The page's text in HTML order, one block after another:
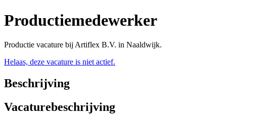
Productiemedewerker
Productie vacature bij Artiflex B.V. in Naaldwijk.
Helaas, deze vacature is niet actief.
Beschrijving
Vacaturebeschrijving